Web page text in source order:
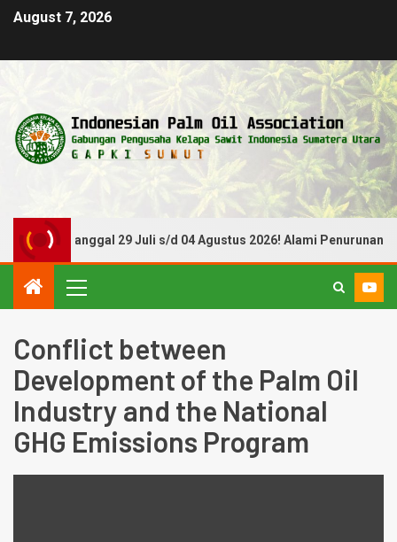
August 7, 2026
Tanggal 29 Juli s/d 04 Agustus 2026! Alami Penurunan
Conflict between
Development of the Palm Oil
Industry and the National
GHG Emissions Program